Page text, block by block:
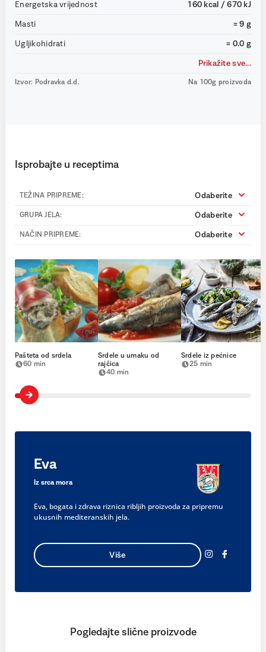
Energetska vrijednost 160 kcal / 670 kJ
Masti = 9 g
Ugljikohidrati = 0.0 g
Prikažite sve...
Izvor: Podravka d.d. Na 100g proizvoda
Isprobajte u receptima
TEŽINA PRIPREME: Odaberite
GRUPA JELA: Odaberite
NAČIN PRIPREME: Odaberite
Pašteta od srdela
60 min
Srdele u umaku od
rajčica
40 min
Srdele iz pećnice
25 min
Eva
Iz srca mora
Eva, bogata i zdrava riznica ribljih proizvoda za pripremu
ukusnih mediteranskih jela.
Više
Pogledajte slične proizvode